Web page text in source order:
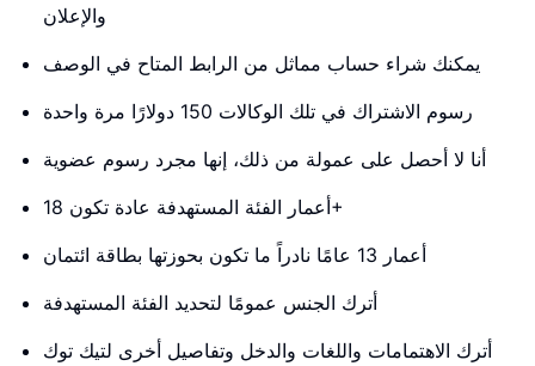
والإعلان
يمكنك شراء حساب مماثل من الرابط المتاح في الوصف
رسوم الاشتراك في تلك الوكالات 150 دولارًا مرة واحدة
أنا لا أحصل على عمولة من ذلك، إنها مجرد رسوم عضوية
أعمار الفئة المستهدفة عادة تكون 18+
أعمار 13 عامًا نادراً ما تكون بحوزتها بطاقة ائتمان
أترك الجنس عمومًا لتحديد الفئة المستهدفة
أترك الاهتمامات واللغات والدخل وتفاصيل أخرى لتيك توك